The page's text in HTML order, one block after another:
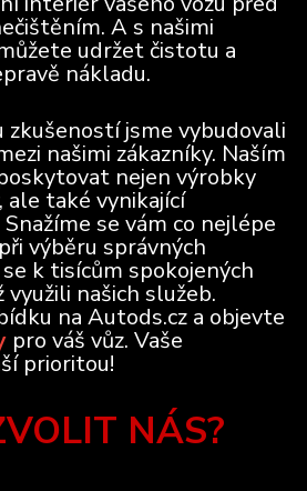
A s našimi
udržet čistotu a
nákladu.
jsme vybudovali
našimi zákazníky. Naším
nejen výrobky
také vynikající
se vám co nejlépe
výběru správných
k tisícům spokojených
využili našich služeb.
na Autods.cz a objevte
pro váš vůz. Vaše
prioritou!
NÁS?